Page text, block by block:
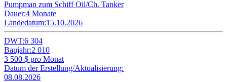
Pumpman zum Schiff Oil/Ch. Tanker
Dauer:4 Monate
Landedatum:15.10.2026
DWT:6 304
Baujahr:2 010
3 500 $ pro Monat
Datum der Erstellung/Aktualisierung:
08.08.2026